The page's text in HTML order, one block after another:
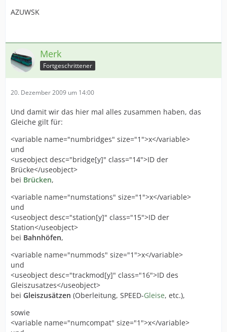
AZUWSK
Merk
Fortgeschrittener
20. Dezember 2009 um 14:00
Und damit wir das hier mal alles zusammen haben, das
Gleiche gilt für:
<variable name="numbridges" size="1">x</variable>
und
<useobject desc="bridge[y]" class="14">ID der
Brücke</useobject>
bei Brücken,
<variable name="numstations" size="1">x</variable>
und
<useobject desc="station[y]" class="15">ID der
Station</useobject>
bei Bahnhöfen,
<variable name="nummods" size="1">x</variable>
und
<useobject desc="trackmod[y]" class="16">ID des
Gleiszusatzes</useobject>
bei Gleiszusätzen (Oberleitung, SPEED-Gleise, etc.),
sowie
<variable name="numcompat" size="1">x</variable>